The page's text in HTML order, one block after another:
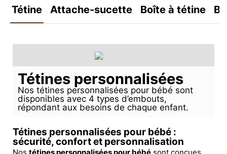
Tétine Attache-sucette Boîte à tétine
Tétines personnalisées
Nos tétines personnalisées pour bébé sont
disponibles avec 4 types d’embouts,
répondant aux besoins de chaque enfant.
Tétines personnalisées pour bébé :
sécurité, confort et personnalisation